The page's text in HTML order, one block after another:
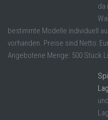
da
bestimmte Modelle individuell
vorhanden. Preise sind Netto:
Angebotene Menge: 500 Stück